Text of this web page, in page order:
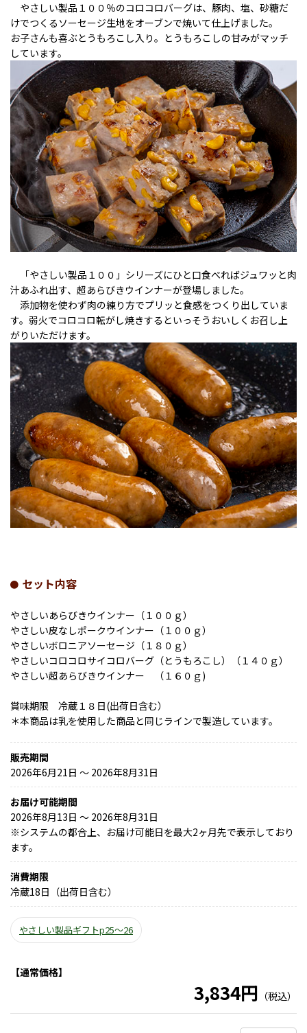
やさしい製品１００％のコロコロバーグは、豚肉、塩、砂糖だ
けでつくるソーセージ生地をオーブンで焼いて仕上げました。
お子さんも喜ぶとうもろこし入り。とうもろこしの甘みがマッチ
しています。
「やさしい製品１００」シリーズにひと口食べればジュワッと肉
汁あふれ出す、超あらびきウインナーが登場しました。
添加物を使わず肉の練り方でプリッと食感をつくり出していま
す。弱火でコロコロ転がし焼きするといっそうおいしくお召し上
がりいただけます。
セット内容
やさしいあらびきウインナー（１００ｇ）
やさしい皮なしポークウインナー（１００ｇ）
やさしいボロニアソーセージ（１８０ｇ）
やさしいコロコロサイコロバーグ（とうもろこし）（１４０ｇ）
やさしい超あらびきウインナー （１６０ｇ)
賞味期限 冷蔵１８日(出荷日含む）
＊本商品は乳を使用した商品と同じラインで製造しています。
販売期間
2026年6月21日 〜 2026年8月31日
お届け可能期間
2026年8月13日 ～ 2026年8月31日
※システムの都合上、お届け可能日を最大2ヶ月先で表示しており
ます。
消費期限
冷蔵18日（出荷日含む）
やさしい製品ギフトp25～26
【通常価格】
3,834円 （税込）